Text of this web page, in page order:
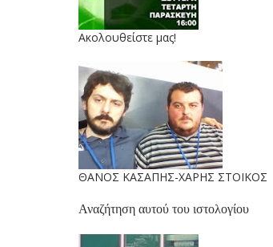
Ακολουθείστε μας!
ΘΑΝΟΣ ΚΑΣΑΠΗΣ-ΧΑΡΗΣ ΣΤΟΙΚΟΣ
Αναζήτηση αυτού του ιστολογίου